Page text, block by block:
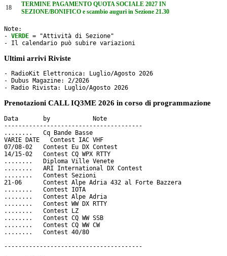
18
TERMINE PAGAMENTO QUOTA SOCIALE 2027 IN
SEZIONE/BONIFICO e scambio auguri in Sezione 21.30
Note:
- VERDE = "Attività di Sezione"
- Il calendario può subire variazioni
Ultimi arrivi Riviste
- RadioKit Elettronica: Luglio/Agosto 2026
- Dubus Magazine: 2/2026
Prenotazioni CALL IQ3ME 2026 in corso di programmazione
Data       by     	 Note
---------------------------------------
........   Cq Bande Basse
VARIE DATE   Contest IAC VHF
07/08-02   Contest Eu DX Contest
14/15-02   Contest CQ WPX RTTY
........   Diploma Ville Venete
........   ARI International DX Contest
........   Contest Sezioni
21-06      Contest Alpe Adria 432 al Forte Bazzera
........   Contest IOTA
........   Contest Alpe Adria
........   Contest WW DX RTTY
........   Contest LZ
........   Contest CQ WW SSB
........   Contest CQ WW CW
........   Contest 40/80